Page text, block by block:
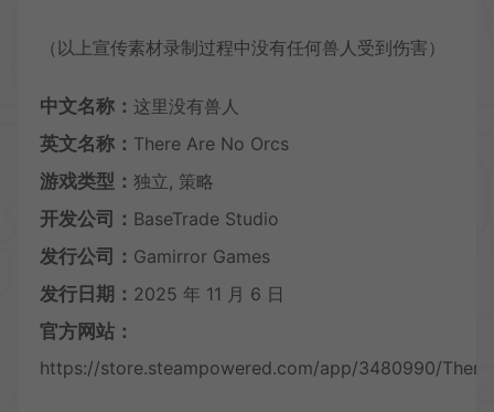
（以上宣传素材录制过程中没有任何兽人受到伤害）
中文名称： 这里没有兽人
英文名称： There Are No Orcs
游戏类型： 独立, 策略
开发公司： BaseTrade Studio
发行公司： Gamirror Games
发行日期： 2025 年 11 月 6 日
官方网站：
https://store.steampowered.com/app/3480990/